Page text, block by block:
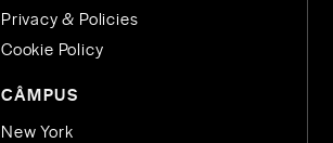
Privacy & Policies
Cookie Policy
CÂMPUS
New York